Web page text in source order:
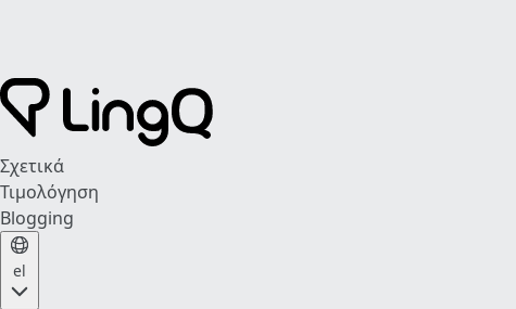
Σχετικά
Τιμολόγηση
Blogging
el